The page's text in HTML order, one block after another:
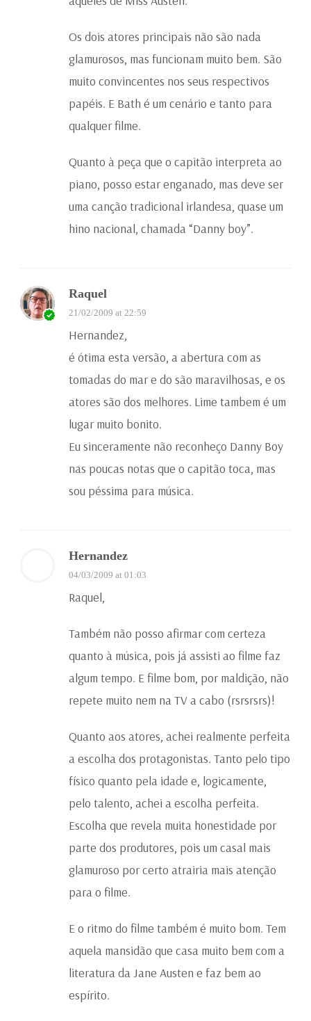
Os dois atores principais não são nada
glamurosos, mas funcionam muito bem. São
muito convincentes nos seus respectivos
papéis. E Bath é um cenário e tanto para
qualquer filme.
Quanto à peça que o capitão interpreta ao
piano, posso estar enganado, mas deve ser
uma canção tradicional irlandesa, quase um
hino nacional, chamada “Danny boy”.
Raquel
21/02/2009 at 22:59
Hernandez,
é ótima esta versão, a abertura com as
tomadas do mar e do são maravilhosas, e os
atores são dos melhores. Lime tambem é um
lugar muito bonito.
Eu sinceramente não reconheço Danny Boy
nas poucas notas que o capitão toca, mas
sou péssima para música.
Hernandez
04/03/2009 at 01:03
Raquel,
Também não posso afirmar com certeza
quanto à música, pois já assisti ao filme faz
algum tempo. E filme bom, por maldição, não
repete muito nem na TV a cabo (rsrsrsrs)!
Quanto aos atores, achei realmente perfeita
a escolha dos protagonistas. Tanto pelo tipo
físico quanto pela idade e, logicamente,
pelo talento, achei a escolha perfeita.
Escolha que revela muita honestidade por
parte dos produtores, pois um casal mais
glamuroso por certo atrairia mais atenção
para o filme.
E o ritmo do filme também é muito bom. Tem
aquela mansidão que casa muito bem com a
literatura da Jane Austen e faz bem ao
espírito.